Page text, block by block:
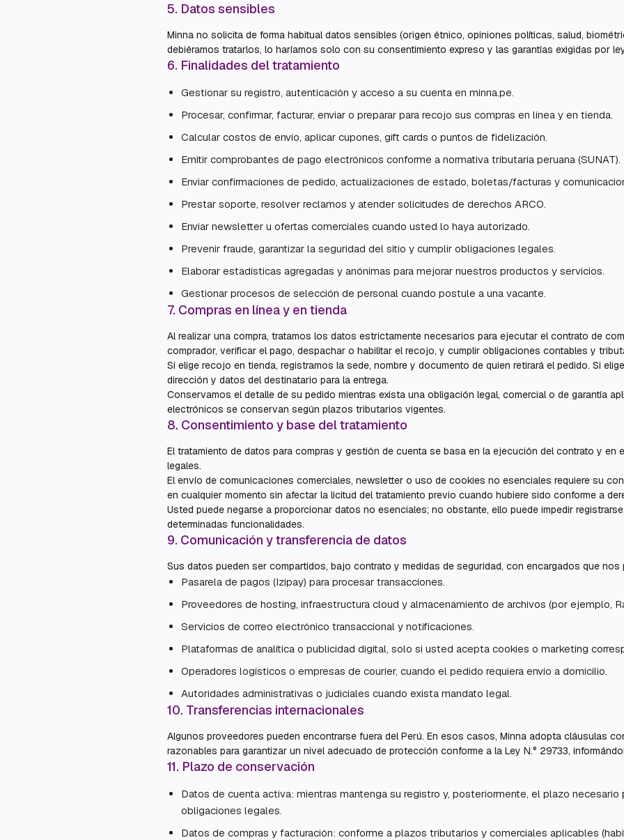
5. Datos sensibles
Minna no solicita de forma habitual datos sensibles (origen étnico, opiniones políticas, salud,
debiéramos tratarlos, lo haríamos solo con su consentimiento expreso y las garantías exigidas por
6. Finalidades del tratamiento
Gestionar su registro, autenticación y acceso a su cuenta en minna.pe.
Procesar, confirmar, facturar, enviar o preparar para recojo sus compras en línea y en tienda.
Calcular costos de envío, aplicar cupones, gift cards o puntos de fidelización.
Emitir comprobantes de pago electrónicos conforme a normativa tributaria peruana (SUNAT).
Enviar confirmaciones de pedido, actualizaciones de estado, boletas/facturas y
Prestar soporte, resolver reclamos y atender solicitudes de derechos ARCO.
Enviar newsletter u ofertas comerciales cuando usted lo haya autorizado.
Prevenir fraude, garantizar la seguridad del sitio y cumplir obligaciones legales.
Elaborar estadísticas agregadas y anónimas para mejorar nuestros productos y servicios.
Gestionar procesos de selección de personal cuando postule a una vacante.
7. Compras en línea y en tienda
Al realizar una compra, tratamos los datos estrictamente necesarios para ejecutar el contrato de
comprador, verificar el pago, despachar o habilitar el recojo, y cumplir obligaciones contables y
Si elige recojo en tienda, registramos la sede, nombre y documento de quien retirará el pedido. Si
dirección y datos del destinatario para la entrega.
Conservamos el detalle de su pedido mientras exista una obligación legal, comercial o de garantía
electrónicos se conservan según plazos tributarios vigentes.
8. Consentimiento y base del tratamiento
El tratamiento de datos para compras y gestión de cuenta se basa en la ejecución del contrato y en
legales.
El envío de comunicaciones comerciales, newsletter o uso de cookies no esenciales requiere su
en cualquier momento sin afectar la licitud del tratamiento previo cuando hubiere sido conforme a
Usted puede negarse a proporcionar datos no esenciales; no obstante, ello puede impedir
determinadas funcionalidades.
9. Comunicación y transferencia de datos
Sus datos pueden ser compartidos, bajo contrato y medidas de seguridad, con encargados que
Pasarela de pagos (Izipay) para procesar transacciones.
Proveedores de hosting, infraestructura cloud y almacenamiento de archivos (por ejemplo,
Servicios de correo electrónico transaccional y notificaciones.
Plataformas de analítica o publicidad digital, solo si usted acepta cookies o marketing
Operadores logísticos o empresas de courier, cuando el pedido requiera envío a domicilio.
Autoridades administrativas o judiciales cuando exista mandato legal.
10. Transferencias internacionales
Algunos proveedores pueden encontrarse fuera del Perú. En esos casos, Minna adopta cláusulas
razonables para garantizar un nivel adecuado de protección conforme a la Ley N.° 29733,
11. Plazo de conservación
Datos de cuenta activa: mientras mantenga su registro y, posteriormente, el plazo necesario
obligaciones legales.
Datos de compras y facturación: conforme a plazos tributarios y comerciales aplicables